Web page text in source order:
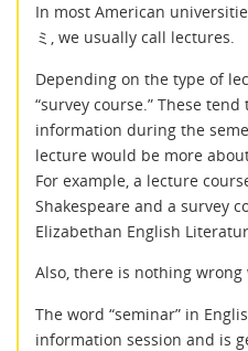
In most American
ミ, we usually call lectures.
Depending on the type of
“survey course.” These
information during the
lecture would be more
For example, a lecture
Shakespeare and a survey
Elizabethan English
Also, there is nothing wrong
The word “seminar” in
information session and is